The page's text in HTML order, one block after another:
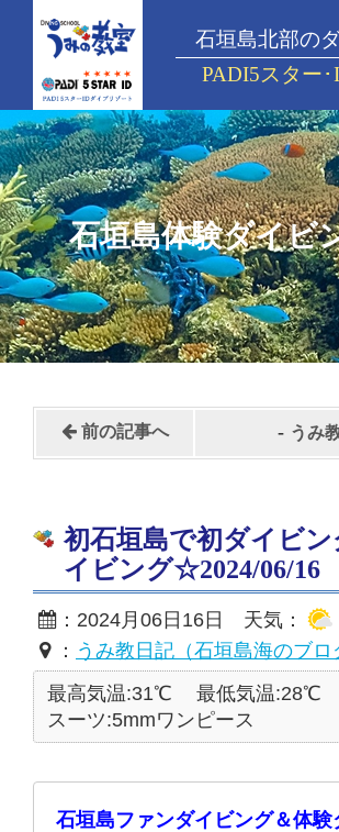
石垣島北部の
PADI5スター
石垣島体験ダイビ
前の記事へ - うみ
初石垣島で初ダイビ
イビング☆2024/06/16
：2024月06日16日 天気：
： うみ教日記（石垣島海のブロ
最高気温:31℃
最低気温:28℃
スーツ:5mmワンピース
石垣島ファンダイビング＆体